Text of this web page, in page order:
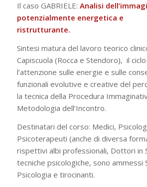
Il caso GABRIELE: Analisi
potenzialmente energetica e
ristrutturante.
Sintesi matura del lavoro teorico
Capiscuola (Rocca e Stendoro), il
l’attenzione sulle energie e sulle
funzionali evolutive e creative del
la tecnica della Procedura
Metodologia dell’Incontro.
Destinatari del corso: Medici,
Psicoterapeuti (anche di diversa
rispettivi albi professionali, Dottori in
tecniche psicologiche, sono ammessi
Psicologia e tirocinanti.